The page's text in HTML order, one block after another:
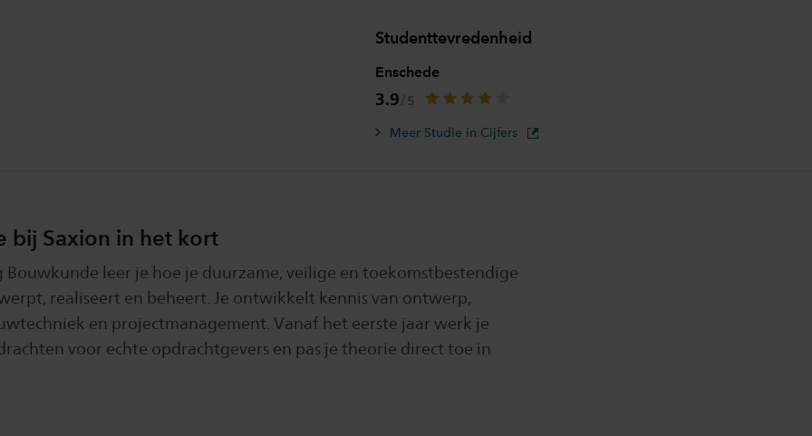
Studenttevredenheid
Enschede
3.9
Meer Studie in Cijfers
bij Saxion in het kort
Bouwkunde leer je hoe je duurzame, veilige en toekomstbestendige
realiseert en beheert. Je ontwikkelt kennis van ontwerp,
en projectmanagement. Vanaf het eerste jaar werk je
voor echte opdrachtgevers en pas je theorie direct toe in